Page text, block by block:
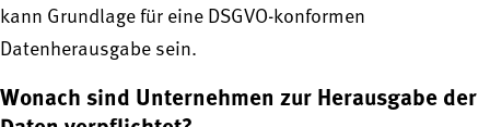
kann Grundlage für eine DSGVO-konformen
Datenherausgabe sein.
Wonach sind Unternehmen zur Herausgabe der